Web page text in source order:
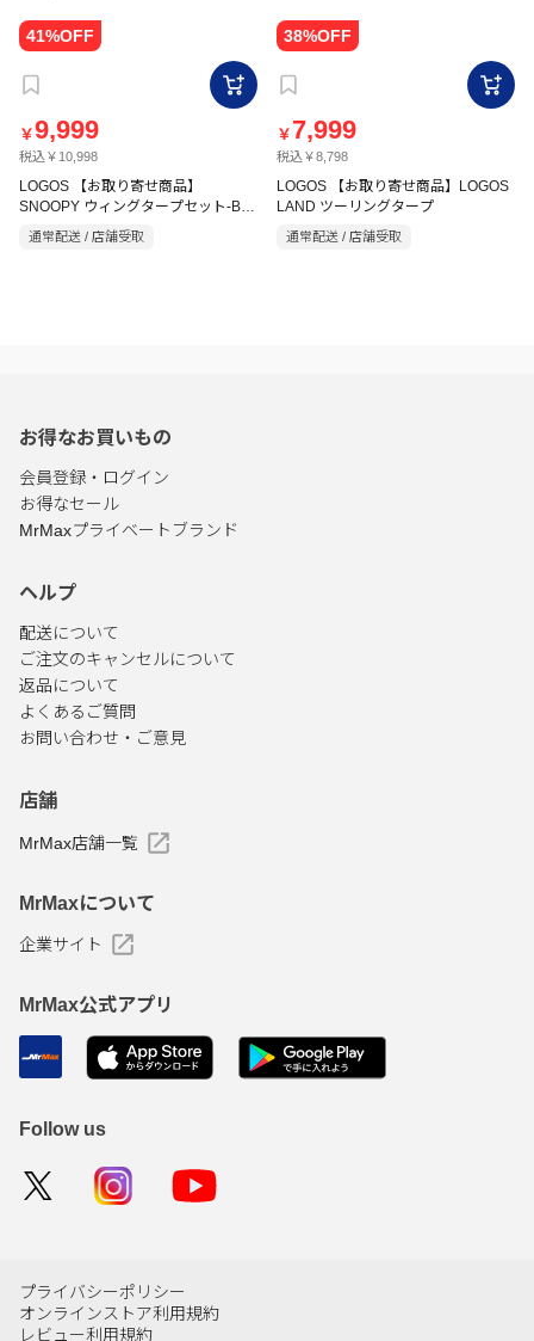
￥9,999
税込￥10,998
LOGOS 【お取り寄せ商品】
SNOOPY ウィングタープセット-BB
アイボリー
通常配送 / 店舗受取
￥ 7,999
税込￥8,798
LOGOS 【お取り寄せ商品】LOGOS
LAND ツーリングタープ
通常配送 / 店舗受取
お得なお買いもの
会員登録・ログイン
お得なセール
MrMaxプライベートブランド
ヘルプ
配送について
ご注文のキャンセルについて
返品について
よくあるご質問
お問い合わせ・ご意見
店舗
MrMax店舗一覧
MrMaxについて
企業サイト
MrMax公式アプリ
Follow us
プライバシーポリシー
オンラインストア利用規約
レビュー利用規約